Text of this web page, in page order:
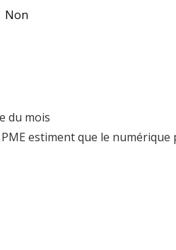
Non
du mois
PME estiment que le